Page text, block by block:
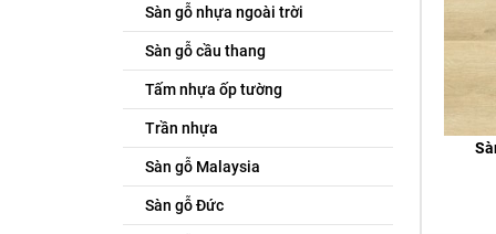
Sàn gỗ nhựa ngoài trời
Sàn gỗ cầu thang
Tấm nhựa ốp tường
Trần nhựa
Sàn gỗ Malaysia
Sàn gỗ Đức